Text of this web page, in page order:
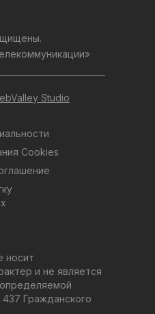
носит
и не является
Гражданского
Cookies
Studio